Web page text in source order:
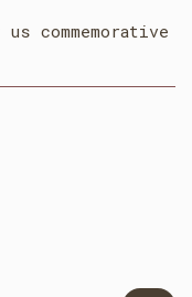
commemorative